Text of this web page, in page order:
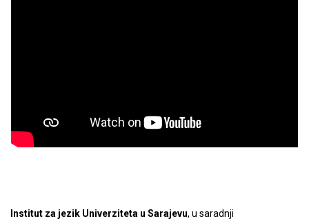
Institut za jezik Univerziteta u Sarajevu, u saradnji